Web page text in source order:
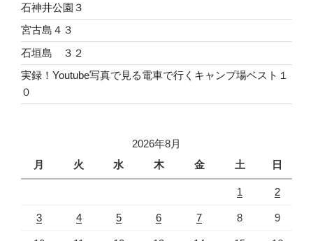
石神井公園３
宮古島４３
石垣島 ３２
実録！Youtube写真で見る電車で行くキャンプ場ベスト１
０
2026年8月
月
火 水 木 金 土 日
1 2
3 4 5 6 7 8 9